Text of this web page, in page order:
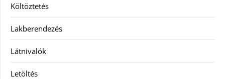
Költöztetés
Lakberendezés
Látnivalók
Letöltés